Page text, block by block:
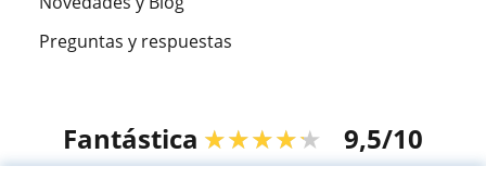
Preguntas y respuestas
Fantástica ★★★★★ 9,5/10